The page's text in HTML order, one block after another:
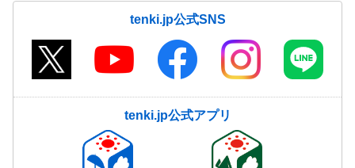
tenki.jp公式SNS
tenki.jp公式アプリ